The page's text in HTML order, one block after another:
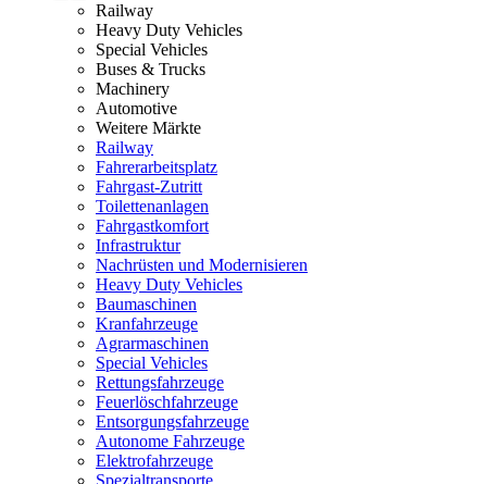
Railway
Heavy Duty Vehicles
Special Vehicles
Buses & Trucks
Machinery
Automotive
Weitere Märkte
Railway
Fahrerarbeitsplatz
Fahrgast-Zutritt
Toilettenanlagen
Fahrgastkomfort
Infrastruktur
Nachrüsten und Modernisieren
Heavy Duty Vehicles
Baumaschinen
Kranfahrzeuge
Agrarmaschinen
Special Vehicles
Rettungsfahrzeuge
Feuerlöschfahrzeuge
Entsorgungsfahrzeuge
Autonome Fahrzeuge
Elektrofahrzeuge
Spezialtransporte